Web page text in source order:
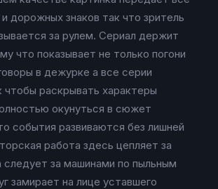
дорожных знаков так что зритель
за рулем. Сериал держит
что показывает не только погони
в дежурке а все серии
чтобы раскрывать характеры
окунуться в сюжет
события развиваются без лишней
работа здесь цепляет за
за машинами по пыльным
замирает на лице уставшего